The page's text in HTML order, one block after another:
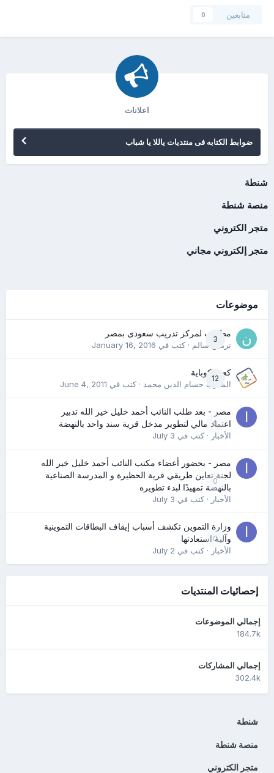
متابعين 0
اعلانات
ضوابط الكتابه فى منتديات ياللا يا شباب
شنطة
منصة شنطة
متجر الكتروني
متجر إلكتروني مجاني
موضوعات
3
مطلوب لمركز تدريب سعودى بمصر
نرمين سالم· كتب في January 16, 2016
12
كعب كوباية
المدرب حسام الدين محمد· كتب في June 4, 2011
0
مصر - بعد طلب النائب أحمد خليل خير الله تدبير
اعتماد مالي لتطوير مدخل قرية سند واحد بالنهضة
الأخبار· كتب في July 3
0
مصر - بحضور أعضاء مكتب النائب أحمد خليل خير الله
لجنة تعاين طريقي قرية الحظيرة و المدرسة الصناعية
بالنهضة تمهيدًا لبدء تطويره
الأخبار· كتب في July 3
0
وزارة التموين تكشف أسباب إيقاف البطاقات التموينية
وآلية استعادتها
الأخبار· كتب في July 2
إحصائيات المنتديات
إجمالي الموضوعات
184.7k
إجمالي المشاركات
302.4k
شنطة
منصة شنطة
متجر الكتروني